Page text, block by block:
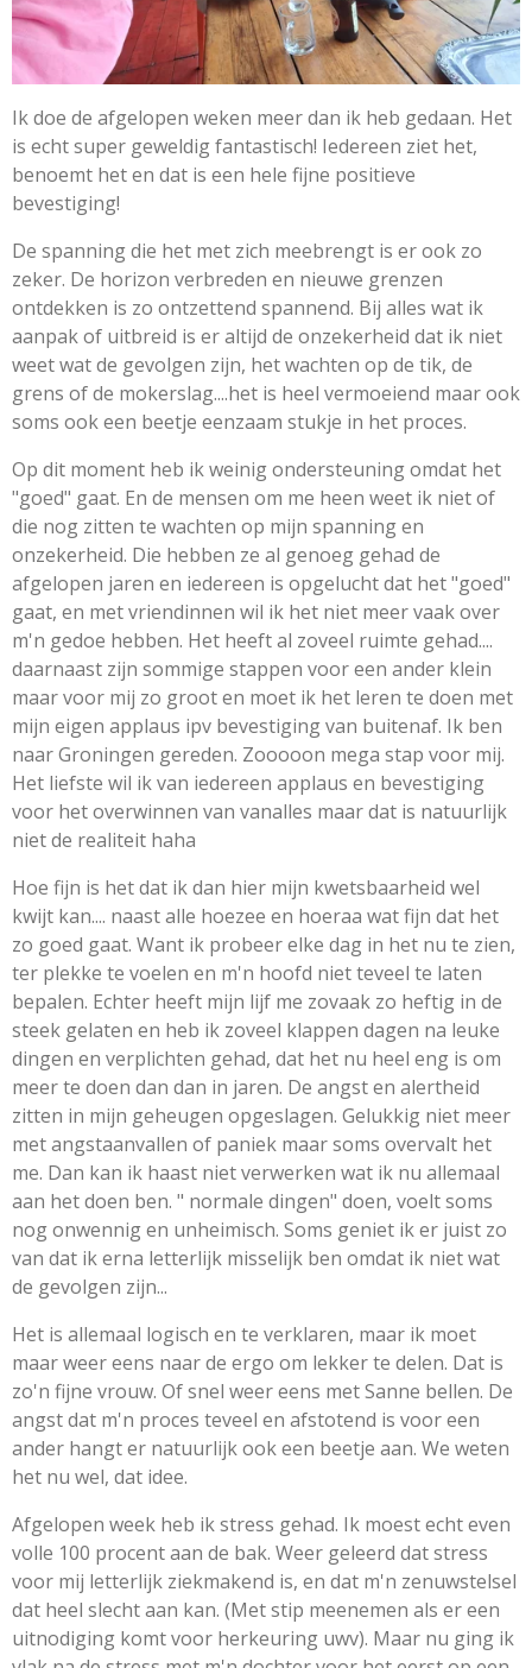
Ik doe de afgelopen weken meer dan ik heb gedaan. Het
is echt super geweldig fantastisch! Iedereen ziet het,
benoemt het en dat is een hele fijne positieve
bevestiging!
De spanning die het met zich meebrengt is er ook zo
zeker. De horizon verbreden en nieuwe grenzen
ontdekken is zo ontzettend spannend. Bij alles wat ik
aanpak of uitbreid is er altijd de onzekerheid dat ik niet
weet wat de gevolgen zijn, het wachten op de tik, de
grens of de mokerslag....het is heel vermoeiend maar ook
soms ook een beetje eenzaam stukje in het proces.
Op dit moment heb ik weinig ondersteuning omdat het
"goed" gaat. En de mensen om me heen weet ik niet of
die nog zitten te wachten op mijn spanning en
onzekerheid. Die hebben ze al genoeg gehad de
afgelopen jaren en iedereen is opgelucht dat het "goed"
gaat, en met vriendinnen wil ik het niet meer vaak over
m'n gedoe hebben. Het heeft al zoveel ruimte gehad....
daarnaast zijn sommige stappen voor een ander klein
maar voor mij zo groot en moet ik het leren te doen met
mijn eigen applaus ipv bevestiging van buitenaf. Ik ben
naar Groningen gereden. Zooooon mega stap voor mij.
Het liefste wil ik van iedereen applaus en bevestiging
voor het overwinnen van vanalles maar dat is natuurlijk
niet de realiteit haha
Hoe fijn is het dat ik dan hier mijn kwetsbaarheid wel
kwijt kan.... naast alle hoezee en hoeraa wat fijn dat het
zo goed gaat. Want ik probeer elke dag in het nu te zien,
ter plekke te voelen en m'n hoofd niet teveel te laten
bepalen. Echter heeft mijn lijf me zovaak zo heftig in de
steek gelaten en heb ik zoveel klappen dagen na leuke
dingen en verplichten gehad, dat het nu heel eng is om
meer te doen dan dan in jaren. De angst en alertheid
zitten in mijn geheugen opgeslagen. Gelukkig niet meer
met angstaanvallen of paniek maar soms overvalt het
me. Dan kan ik haast niet verwerken wat ik nu allemaal
aan het doen ben. " normale dingen" doen, voelt soms
nog onwennig en unheimisch. Soms geniet ik er juist zo
van dat ik erna letterlijk misselijk ben omdat ik niet wat
de gevolgen zijn...
Het is allemaal logisch en te verklaren, maar ik moet
maar weer eens naar de ergo om lekker te delen. Dat is
zo'n fijne vrouw. Of snel weer eens met Sanne bellen. De
angst dat m'n proces teveel en afstotend is voor een
ander hangt er natuurlijk ook een beetje aan. We weten
het nu wel, dat idee.
Afgelopen week heb ik stress gehad. Ik moest echt even
volle 100 procent aan de bak. Weer geleerd dat stress
voor mij letterlijk ziekmakend is, en dat m'n zenuwstelsel
dat heel slecht aan kan. (Met stip meenemen als er een
uitnodiging komt voor herkeuring uwv). Maar nu ging ik